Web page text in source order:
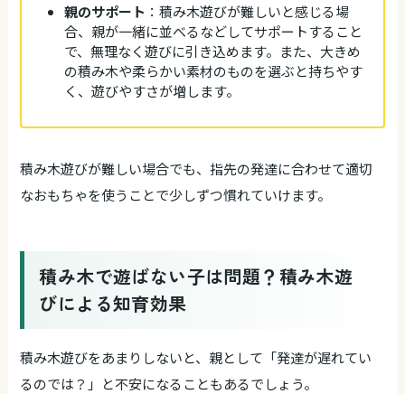
親のサポート ：積み木遊びが難しいと感じる場
合、親が一緒に並べるなどしてサポートすること
で、無理なく遊びに引き込めます。また、大きめ
の積み木や柔らかい素材のものを選ぶと持ちやす
く、遊びやすさが増します。
積み木遊びが難しい場合でも、指先の発達に合わせて適切
なおもちゃを使うことで少しずつ慣れていけます。
積み木で遊ばない子は問題？積み木遊
びによる知育効果
積み木遊びをあまりしないと、親として「発達が遅れてい
るのでは？」と不安になることもあるでしょう。